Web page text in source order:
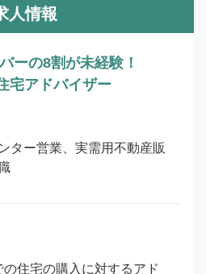
人情報
ーの8割が未経験！
宅アドバイザー
ター営業、実需用不動産販